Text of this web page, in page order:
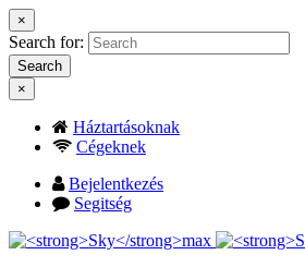
×
Search for:
Search
×
Háztartásoknak
Cégeknek
Bejelentkezés
Segitség